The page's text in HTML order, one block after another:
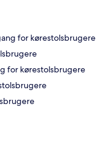
for kørestolsbrugere
for kørestolsbrugere